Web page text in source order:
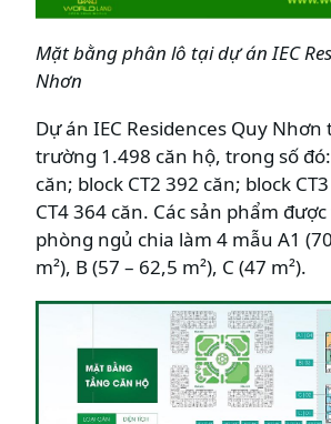
Mặt bằng phân lô tại dự án IEC
Nhơn
Dự án IEC Residences Quy
trường 1.498 căn hộ, trong số
căn; block CT2 392 căn; block
CT4 364 căn. Các sản phẩm
phòng ngủ chia làm 4 mẫu A1
m²), B (57 – 62,5 m²), C (47 m²).